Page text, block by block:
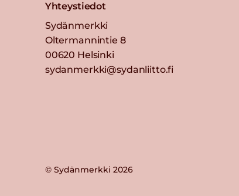
Yhteystiedot
Sydänmerkki
Oltermannintie 8
00620 Helsinki
sydanmerkki@sydanliitto.fi
© Sydänmerkki 2026